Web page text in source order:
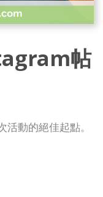
帖
動的絕佳起點。